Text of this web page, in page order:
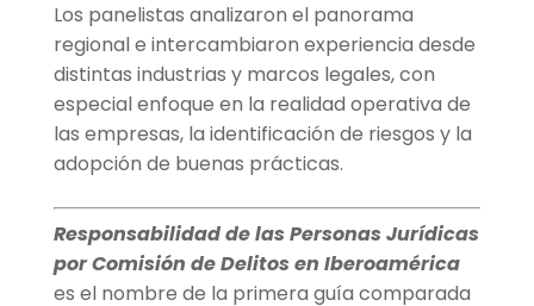
Los panelistas analizaron el panorama
regional e intercambiaron experiencia desde
distintas industrias y marcos legales, con
especial enfoque en la realidad operativa de
las empresas, la identificación de riesgos y la
adopción de buenas prácticas.
Responsabilidad de las Personas Jurídicas
por Comisión de Delitos en Iberoamérica
es el nombre de la primera guía comparada